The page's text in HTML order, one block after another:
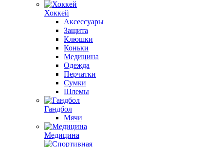
Хоккей
Аксессуары
Защита
Клюшки
Коньки
Медицина
Одежда
Перчатки
Сумки
Шлемы
Гандбол
Мячи
Медицина